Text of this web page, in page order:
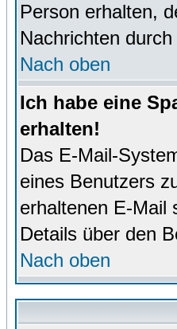
Person erhalten,
Nachrichten
Nach oben
Ich habe eine
erhalten!
Das E-Mail-
eines Benutzers
erhaltenen E-Mail
Details über den
Nach oben